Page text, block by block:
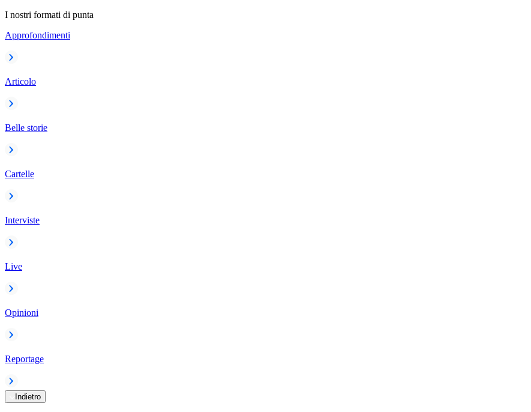
I nostri formati di punta
Approfondimenti
Articolo
Belle storie
Cartelle
Interviste
Live
Opinioni
Reportage
Indietro